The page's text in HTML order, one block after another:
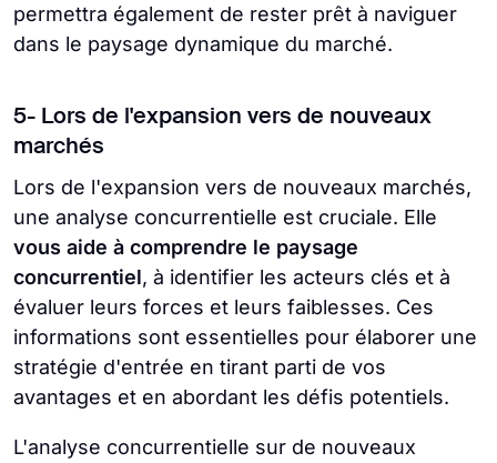
permettra également de rester prêt à naviguer
dans le paysage dynamique du marché.
5- Lors de l'expansion vers de nouveaux
marchés
Lors de l'expansion vers de nouveaux marchés,
une analyse concurrentielle est cruciale. Elle
vous aide à comprendre le paysage
concurrentiel, à identifier les acteurs clés et à
évaluer leurs forces et leurs faiblesses. Ces
informations sont essentielles pour élaborer une
stratégie d'entrée en tirant parti de vos
avantages et en abordant les défis potentiels.
L'analyse concurrentielle sur de nouveaux